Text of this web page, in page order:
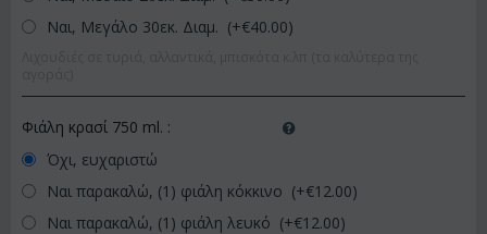
Ναι, Μεγάλο 30εκ. Διαμ. (+€40.00)
Φιάλη κρασί 750 ml. :
Όχι, ευχαριστώ
Ναι παρακαλώ, (1) φιάλη κόκκινο (+€12.00)
Ναι παρακαλώ, (1) φιάλη λευκό (+€12.00)